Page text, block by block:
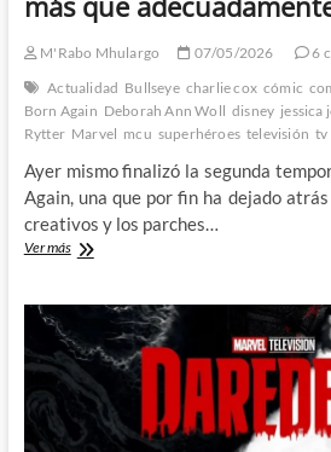
M'Rabo Mhulargo 07/05/2026
6
Actualidad Bullseye charlie cox cómic
Born Again Deborah Ann Woll disney jessica
Rytter Marvel mcu superhéroes televisión tv
Ayer mismo finalizó la segunda
Again, una que por fin ha dejado
creativos y los parches…
Ver másDaredevil:
–
Progresa
más
que
adecuadamente
1º